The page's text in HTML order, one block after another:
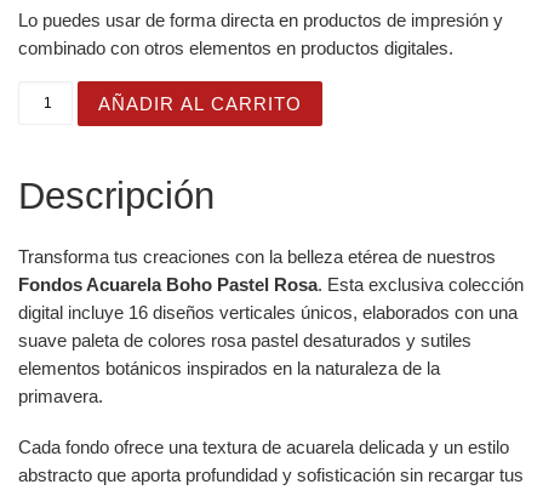
Lo puedes usar de forma directa en productos de impresión y
combinado con otros elementos en productos digitales.
Fondos Acuarela Boho Pastel Rosa - Colección
AÑADIR AL CARRITO
Descripción
Transforma tus creaciones con la belleza etérea de nuestros
Fondos Acuarela Boho Pastel Rosa. Esta exclusiva colección
digital incluye 16 diseños verticales únicos, elaborados con una
suave paleta de colores rosa pastel desaturados y sutiles
elementos botánicos inspirados en la naturaleza de la
primavera.
Cada fondo ofrece una textura de acuarela delicada y un estilo
abstracto que aporta profundidad y sofisticación sin recargar tus